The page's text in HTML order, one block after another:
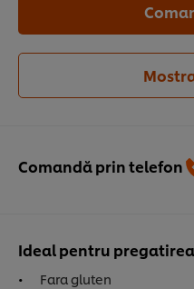
Ideal pentru
Fara gluten
Comandă prin telefon